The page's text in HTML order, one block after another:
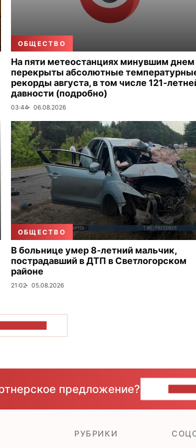
ОБЩЕСТВО
На пяти метеостанциях минувшим днем
перекрыты абсолютные
рекорды августа, в том числе 121-
давности (подробно)
03:44 06.08.2026
ОБЩЕСТВО
В больнице умер 8-летний мальчик,
пострадавший в ДТП в Светлогорском
районе
21:02 05.08.2026
предложение?
РУБРИКИ